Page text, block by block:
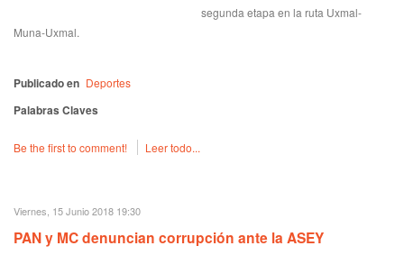
segunda etapa en la ruta Uxmal-
Muna-Uxmal.
Publicado en Deportes
Palabras Claves
Be the first to comment! Leer todo...
Viernes, 15 Junio 2018 19:30
PAN y MC denuncian corrupción ante la ASEY